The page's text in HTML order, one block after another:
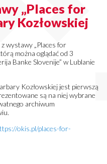
„Places for
Kozłowskiej
wystawy „Places for
można oglądać od 3
Banke Slovenije” w Lublanie
Kozłowskiej jest pierwszą
są na niej wybrane
archiwum
okis.pl/places-for-